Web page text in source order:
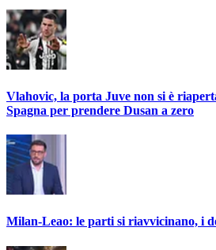
Vlahovic, la porta Juve non si è
Spagna per prendere Dusan a zero
Milan-Leao: le parti si riavvicinano, i